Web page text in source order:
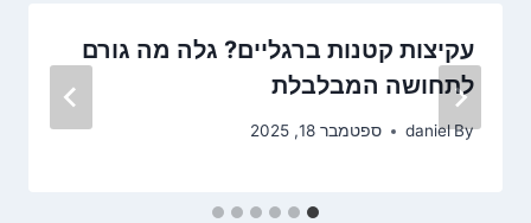
עקיצות קטנות ברגליים? גלה מה גורם
לתחושה המבלבלת
By
daniel ספטמבר 18, 2025